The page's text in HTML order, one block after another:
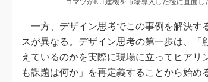
コマツがICT建機を市場導入した後に直面
一方、デザイン思考でこの事例を解決す
スが異なる。デザイン思考の第一歩は、
えているのかを実際に現場に立ってヒア
も課題は何か」を再定義することから始め